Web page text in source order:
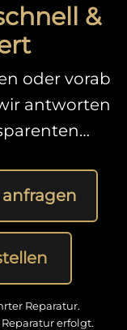
&
oder vorab
antworten
anfragen
Reparatur.
erfolgt.